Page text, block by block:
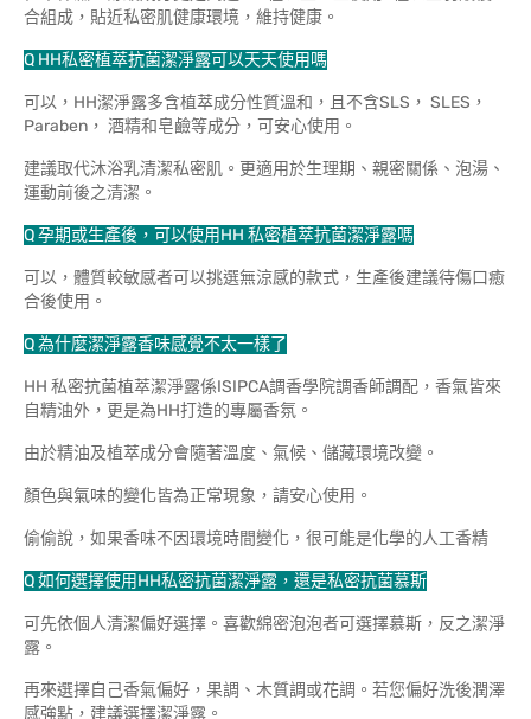
合組成，貼近私密肌健康環境，維持健康。
Q HH私密植萃抗菌潔淨露可以天天使用嗎
可以，HH潔淨露多含植萃成分性質溫和，且不含SLS， SLES，
Paraben， 酒精和皂鹼等成分，可安心使用。
建議取代沐浴乳清潔私密肌。更適用於生理期、親密關係、泡湯、
運動前後之清潔。
Q 孕期或生產後，可以使用HH 私密植萃抗菌潔淨露嗎
可以，體質較敏感者可以挑選無涼感的款式，生產後建議待傷口癒
合後使用。
Q 為什麼潔淨露香味感覺不太一樣了
HH 私密抗菌植萃潔淨露係ISIPCA調香學院調香師調配，香氣皆來
自精油外，更是為HH打造的專屬香氛。
由於精油及植萃成分會隨著溫度、氣候、儲藏環境改變。
顏色與氣味的變化皆為正常現象，請安心使用。
偷偷說，如果香味不因環境時間變化，很可能是化學的人工香精
Q 如何選擇使用HH私密抗菌潔淨露， 還是私密抗菌慕斯
可先依個人清潔偏好選擇。喜歡綿密泡泡者可選擇慕斯，反之潔淨
露。
再來選擇自己香氣偏好，果調、木質調或花調。若您偏好洗後潤澤
感強點，建議選擇潔淨露。